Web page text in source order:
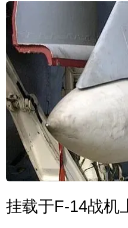
挂载于F-14战机